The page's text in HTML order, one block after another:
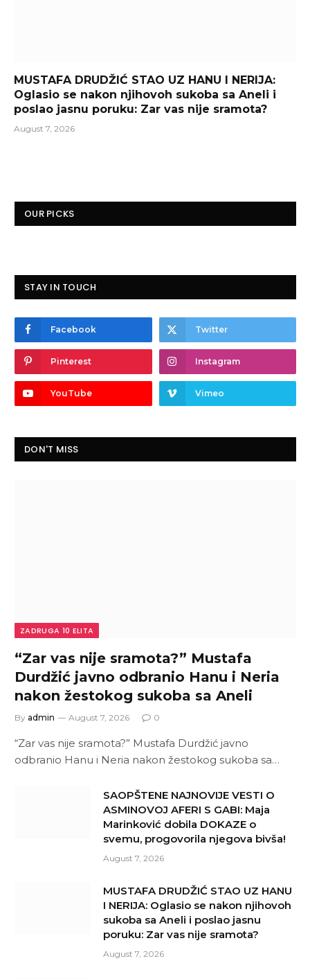
MUSTAFA DRUDŽIĆ STAO UZ HANU I NERIJA:
Oglasio se nakon njihovoh sukoba sa Aneli i
poslao jasnu poruku: Zar vas nije sramota?
August 7, 2026
OUR PICKS
STAY IN TOUCH
Facebook Twitter
Pinterest Instagram
YouTube Vimeo
DON'T MISS
ZADRUGA 10 ELITA
“Zar vas nije sramota?” Mustafa
Durdžić javno odbranio Hanu i Neria
nakon žestokog sukoba sa Aneli
By admin August 7, 2026 0
“Zar vas nije sramota?” Mustafa Durdžić javno
odbranio Hanu i Neria nakon žestokog sukoba sa…
SAOPŠTENE NAJNOVIJE VESTI O
ASMINOVOJ AFERI S GABI: Maja
Marinković dobila DOKAZE o
svemu, progovorila njegova bivša!
August 7, 2026
MUSTAFA DRUDŽIĆ STAO UZ HANU
I NERIJA: Oglasio se nakon njihovoh
sukoba sa Aneli i poslao jasnu
poruku: Zar vas nije sramota?
August 7, 2026